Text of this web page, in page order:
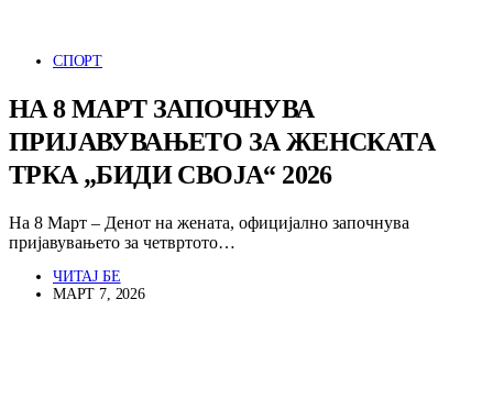
СПОРТ
НА 8 МАРТ ЗАПОЧНУВА
ПРИЈАВУВАЊЕТО ЗА ЖЕНСКАТА
ТРКА „БИДИ СВОЈА“ 2026
На 8 Март – Денот на жената, официјално започнува
пријавувањето за четвртото…
ЧИТАЈ БЕ
МАРТ 7, 2026